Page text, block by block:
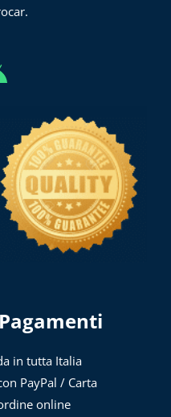
in tutta Italia
PayPal / Carta
online